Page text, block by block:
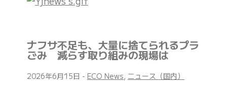
ナフサ不足も、大量に捨てられるプラ
ごみ 減らす取り組みの現場は
2026年6月15日 - ECO News, ニュース（国内）